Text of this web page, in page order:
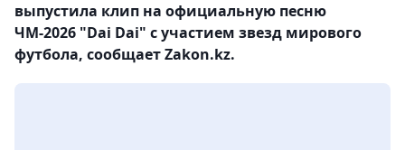
выпустила клип на официальную песню
ЧМ-2026 "Dai Dai" с участием звезд мирового
футбола, сообщает Zakon.kz.